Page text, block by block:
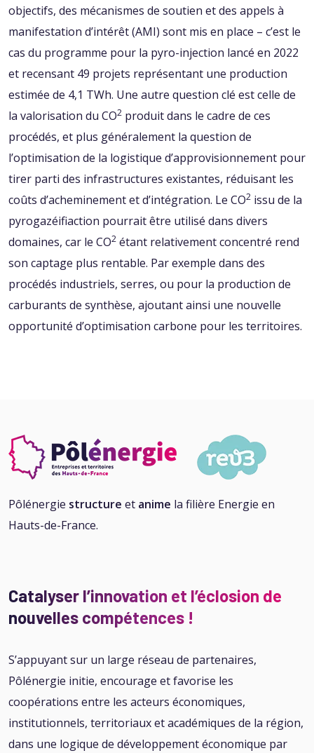
objectifs, des mécanismes de soutien et des appels à
manifestation d’intérêt (AMI) sont mis en place – c’est le
cas du programme pour la pyro-injection lancé en 2022
et recensant 49 projets représentant une production
estimée de 4,1 TWh. Une autre question clé est celle de
la valorisation du CO2 produit dans le cadre de ces
procédés, et plus généralement la question de
l’optimisation de la logistique d’approvisionnement pour
tirer parti des infrastructures existantes, réduisant les
coûts d’acheminement et d’intégration. Le CO2 issu de la
pyrogazéifiaction pourrait être utilisé dans divers
domaines, car le CO2 étant relativement concentré rend
son captage plus rentable. Par exemple dans des
procédés industriels, serres, ou pour la production de
carburants de synthèse, ajoutant ainsi une nouvelle
opportunité d’optimisation carbone pour les territoires.
Pôlénergie structure et anime la filière Energie en
Hauts-de-France.
Catalyser l’innovation et l’éclosion de
nouvelles compétences !
S’appuyant sur un large réseau de partenaires,
Pôlénergie initie, encourage et favorise les
coopérations entre les acteurs économiques,
institutionnels, territoriaux et académiques de la région,
dans une logique de développement économique par